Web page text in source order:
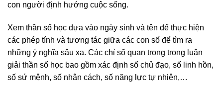
con người định hướng cuộc sống.
Xem thần số học dựa vào ngày sinh và tên để thực hiện
các phép tính và tương tác giữa các con số để tìm ra
những ý nghĩa sâu xa. Các chỉ số quan trọng trong luận
giải thần số học bao gồm xác định số chủ đạo, số linh hồn,
số sứ mệnh, số nhân cách, số năng lực tự nhiên,…